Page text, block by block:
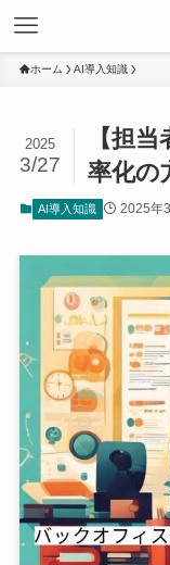
ホーム AI導入知識
【担
率化の
2025
3/27
AI導入知識 2025年